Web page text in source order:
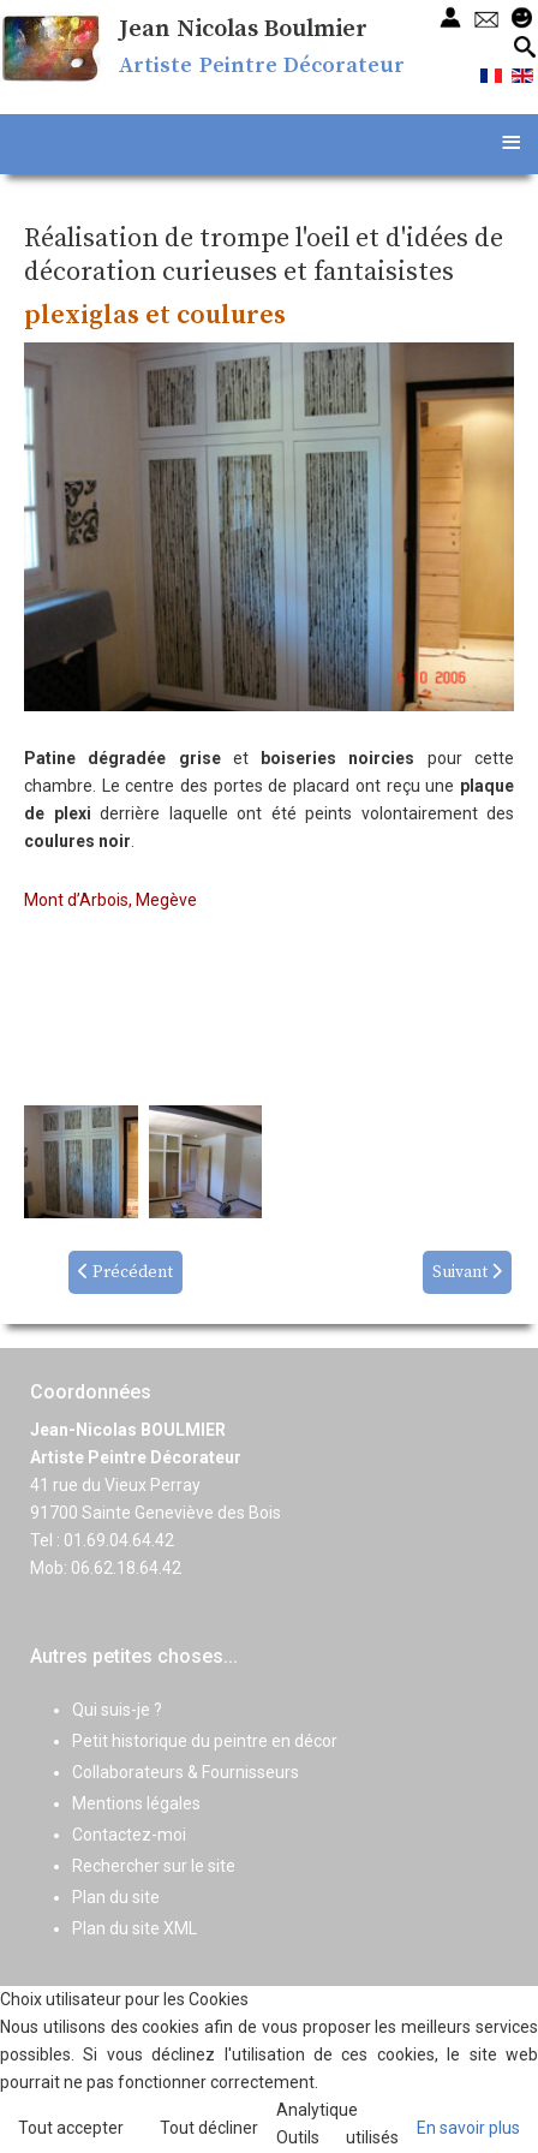
Jean Nicolas Boulmier
Artiste Peintre Décorateur
≡
Réalisation de trompe l'oeil et d'idées de
décoration curieuses et fantaisistes
plexiglas et coulures
Patine dégradée griseet boiseries noircies pour cette
chambre. Le centre des portes de placard ont reçu une plaque
de plexi derrière laquelle ont été peints volontairement des
coulures noir
Mont d’Arbois, Megève
Précédent Suivant
Coordonnées
Jean-Nicolas BOULMIER
Artiste Peintre Décorateur
41 rue du Vieux Perray
91700 Sainte Geneviève des Bois
Tel : 01.69.04.64.42
Mob: 06.62.18.64.42
Autres petites choses...
Qui suis-je ?
Petit historique du peintre en décor
Collaborateurs & Fournisseurs
Mentions légales
Contactez-moi
Rechercher sur le site
Plan du site
Plan du site XML
Choix utilisateur pour les Cookies
Nous utilisons des cookies afin de vous proposer les meilleurs services
possibles. Si vous déclinez l'utilisation de ces cookies, le site web
pourrait ne pas fonctionner correctement.
Tout accepter Tout décliner En savoir plus
Analytique
Outils utilisés